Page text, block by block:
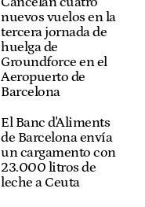
nuevos vuelos en la
tercera jornada de
huelga de
Groundforce en el
Aeropuerto de
Barcelona
El Banc d'Aliments
de Barcelona envía
un cargamento con
23.000 litros de
leche a Ceuta